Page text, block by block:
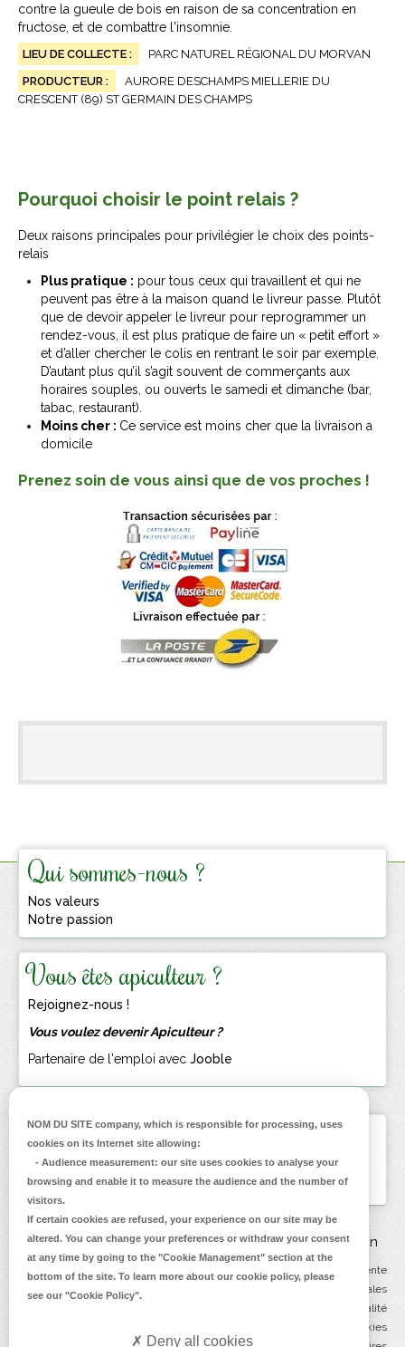
contre la gueule de bois en raison de sa concentration en
fructose, et de combattre l'insomnie.
LIEU DE COLLECTE :
PARC NATUREL RÉGIONAL DU MORVAN
PRODUCTEUR :
AURORE DESCHAMPS MIELLERIE DU
CRESCENT (89) ST GERMAIN DES CHAMPS
Pourquoi choisir le point relais ?
Deux raisons principales pour privilégier le choix des points-
relais
Plus pratique : pour tous ceux qui travaillent et qui ne
peuvent pas être à la maison quand le livreur passe. Plutôt
que de devoir appeler le livreur pour reprogrammer un
rendez-vous, il est plus pratique de faire un « petit effort »
et d’aller chercher le colis en rentrant le soir par exemple.
D’autant plus qu’il s’agit souvent de commerçants aux
horaires souples, ou ouverts le samedi et dimanche (bar,
tabac, restaurant).
Moins cher : Ce service est moins cher que la livraison a
domicile
Prenez soin de vous ainsi que de vos proches !
Qui sommes-nous ?
Nos valeurs
Notre passion
Vous êtes apiculteur ?
Rejoignez-nous !
Vous voulez devenir Apiculteur ?
Partenaire de l'emploi avec Jooble
Inscrivez-vous
à la Newsletter
FAQ Contact Livraison
Conditions générales de vente
Mentions légales
Politique de confidentialité
Politique de cookies
NOM DU SITE company, which is responsible for processing, uses
cookies on its Internet site allowing:
- Audience measurement: our site uses cookies to analyse your
browsing and enable it to measure the audience and the number of
visitors.
If certain cookies are refused, your experience on our site may be
altered. You can change your preferences or withdraw your consent
at any time by going to the "Cookie Management" section at the
bottom of the site. To learn more about our cookie policy, please
see our "Cookie Policy".
Deny all cookies